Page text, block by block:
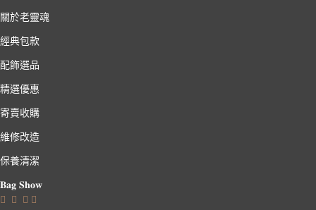
關於老靈魂
經典包款
配飾選品
精選優惠
寄賣收購
維修改造
保養清潔
𝐁𝐚𝐠 𝐒𝐡𝐨𝐰